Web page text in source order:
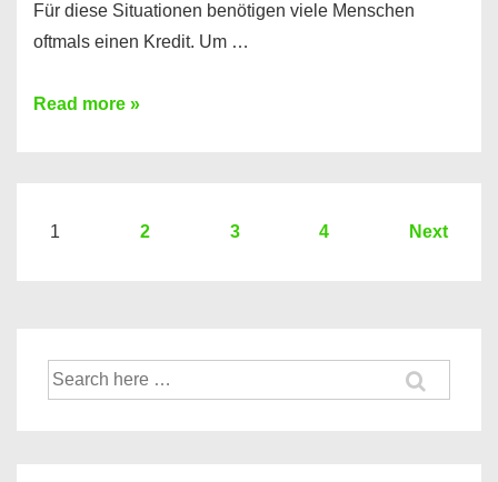
Für diese Situationen benötigen viele Menschen
oftmals einen Kredit. Um …
Brauchen
Summe
Euro
Read more »
Seitennummerierung
1 2 3 4 Next
Suche
nach: